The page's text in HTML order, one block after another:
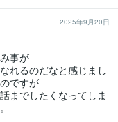
2025年9月20日
事が
れるのだなと感じまし
ですが
までしたくなってしま